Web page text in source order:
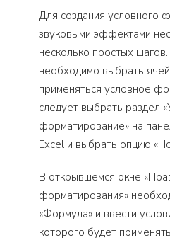
Для создания условного
звуковыми эффектами
несколько простых
необходимо выбрать
применяться условное
следует выбрать раздел
форматирование» на
Excel и выбрать опцию
В открывшемся окне
форматирования»
«Формула» и ввести
которого будет